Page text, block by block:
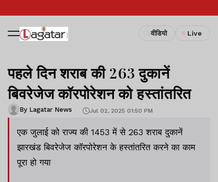
वीडियो Live
पहले दिन शराब की 263 दुकानें
बिवरेजेज कॉरपोरेशन को हस्तांतरित
By Lagatar News Jul 02, 2025 01:50 PM
एक जुलाई को राज्य की 1453 में से 263 शराब दुकानें
झारखंड बिवरेजेज कॉरपोरेशन के हस्तांतरित करने का काम
पूरा हो गया